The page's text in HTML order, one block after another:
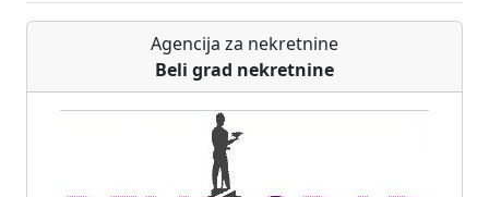
Agencija za nekretnine
Beli grad nekretnine